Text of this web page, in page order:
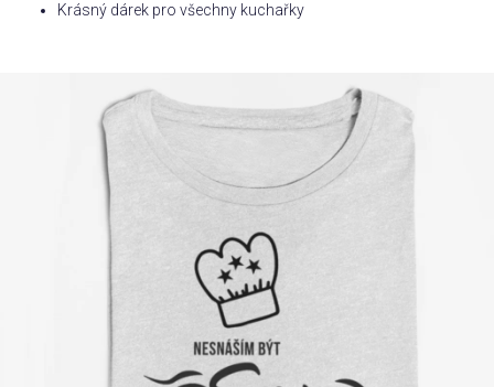
Domácnost
Krásný dárek pro všechny kuchařky